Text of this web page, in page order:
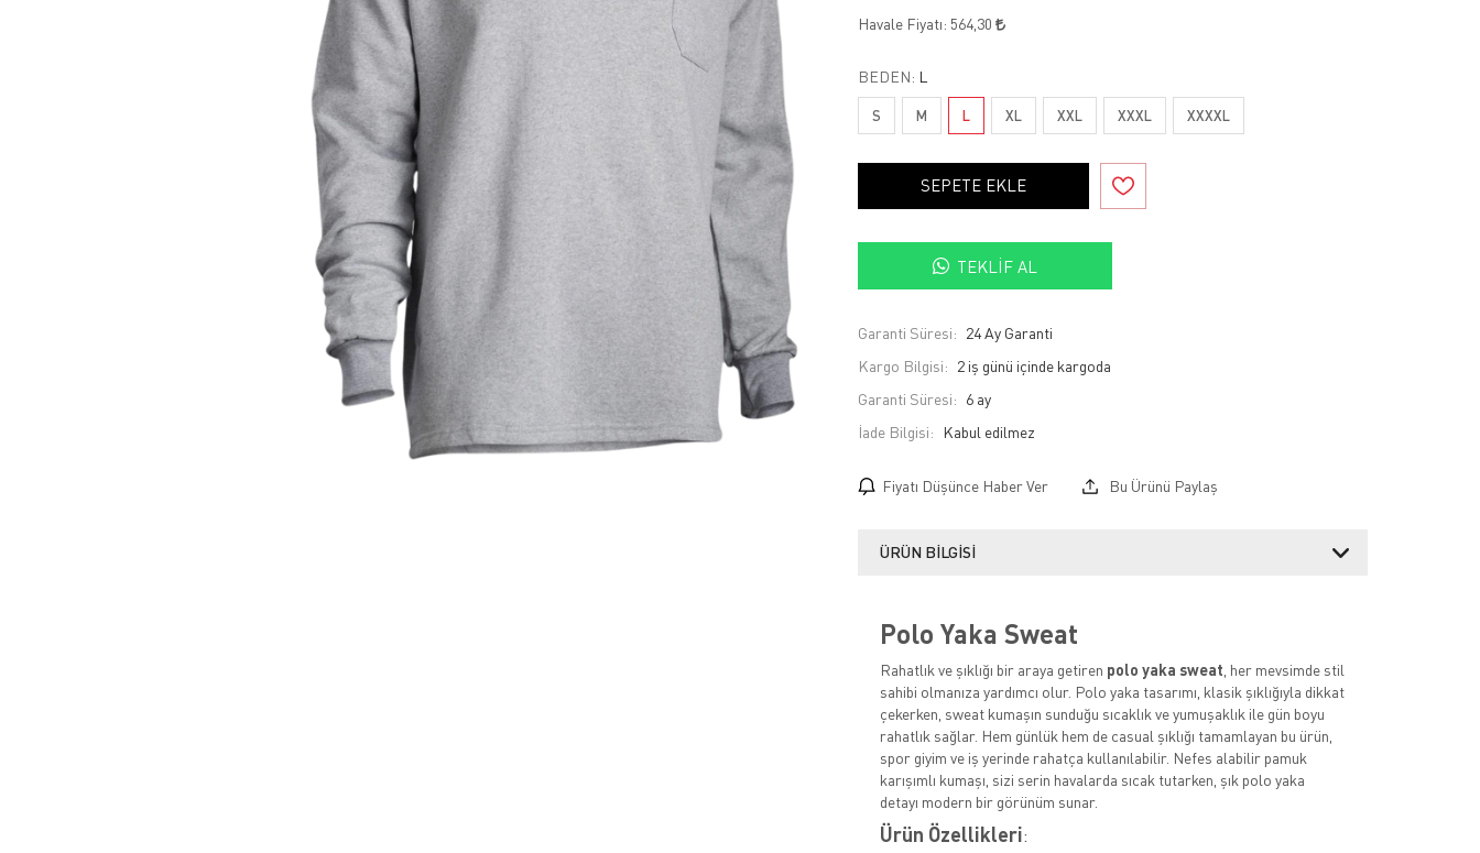
Havale Fiyatı: 564,30
BEDEN: L
S M L XL XXL XXXL XXXXL
SEPETE EKLE
TEKLIF AL
Garanti Süresi: 24 Ay Garanti
Kargo Bilgisi: 2 iş günü içinde kargoda
Garanti Süresi: 6 ay
İade Bilgisi:
Fiyatı Düşünce Haber Ver Bu Ürünü Paylaş
ÜRÜN BILGISI
Polo Yaka Sweat
Rahatlık ve şıklığı bir araya getiren polo yaka sweat , her mevsimde stil
sahibi olmanıza yardımcı olur. Polo yaka tasarımı, klasik şıklığıyla dikkat
çekerken, sweat kumaşın sunduğu sıcaklık ve yumuşaklık ile gün boyu
rahatlık sağlar. Hem günlük hem de casual şıklığı tamamlayan bu ürün,
spor giyim ve iş yerinde rahatça kullanılabilir. Nefes alabilir pamuk
karışımlı kumaşı, sizi serin havalarda sıcak tutarken, şık polo yaka
detayı modern bir görünüm sunar.
Ürün Özellikleri: